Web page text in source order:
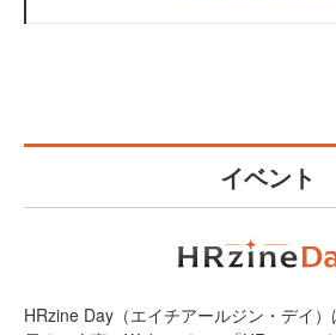
イベント
HRzine Day（エイチアールジン・デイ